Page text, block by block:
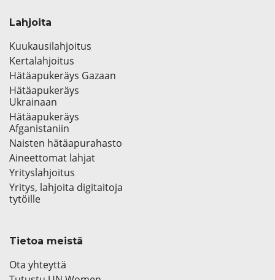
Lahjoita
Kuukausilahjoitus
Kertalahjoitus
Hätäapukeräys Gazaan
Hätäapukeräys
Ukrainaan
Hätäapukeräys
Afganistaniin
Naisten hätäapurahasto
Aineettomat lahjat
Yrityslahjoitus
Yritys, lahjoita digitaitoja
tytöille
Tietoa meistä
Ota yhteyttä